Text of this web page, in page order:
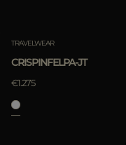
TRAVELWEAR
CRISPINFELPA-JT
€1.275